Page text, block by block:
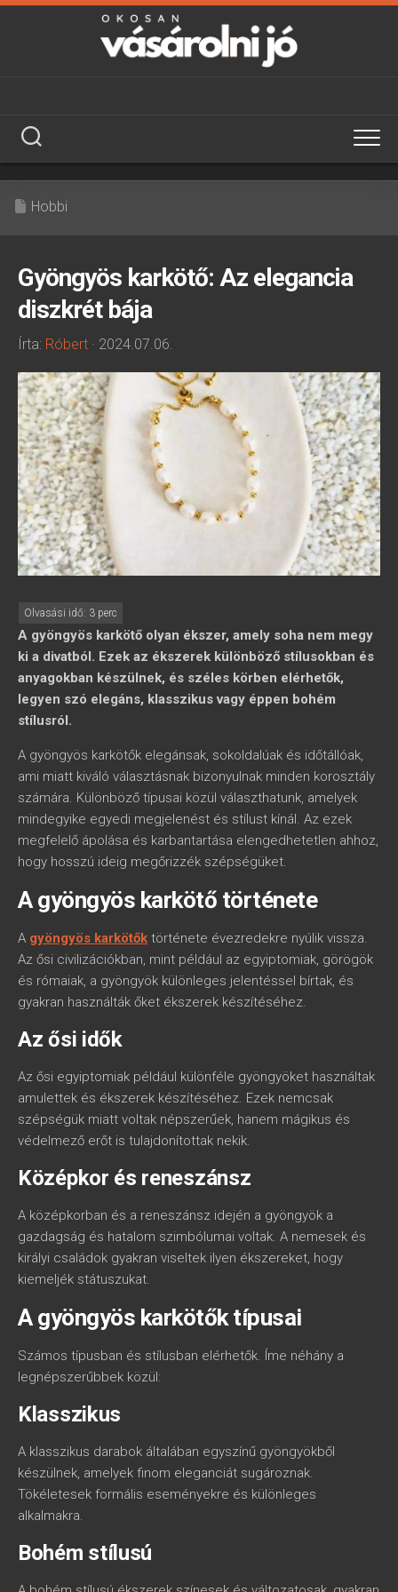
Skip
Hobbi
Gyöngyös karkötő: Az elegancia
diszkrét bája
Írta: Róbert · 2024.07.06.
A gyöngyös karkötő olyan ékszer, amely soha nem megy
ki a divatból. Ezek az ékszerek különböző stílusokban és
anyagokban készülnek, és széles körben elérhetők,
legyen szó elegáns, klasszikus vagy éppen bohém
stílusról.
A gyöngyös karkötők elegánsak, sokoldalúak és időtállóak,
ami miatt kiváló választásnak bizonyulnak minden korosztály
számára. Különböző típusai közül választhatunk, amelyek
mindegyike egyedi megjelenést és stílust kínál. Az ezek
megfelelő ápolása és karbantartása elengedhetetlen ahhoz,
hogy hosszú ideig megőrizzék szépségüket.
A gyöngyös karkötő története
A gyöngyös karkötők története évezredekre nyúlik vissza.
Az ősi civilizációkban, mint például az egyiptomiak, görögök
és rómaiak, a gyöngyök különleges jelentéssel bírtak, és
gyakran használták őket ékszerek készítéséhez.
Az ősi idők
Az ősi egyiptomiak például különféle gyöngyöket használtak
amulettek és ékszerek készítéséhez. Ezek nemcsak
szépségük miatt voltak népszerűek, hanem mágikus és
védelmező erőt is tulajdonítottak nekik.
Középkor és reneszánsz
A középkorban és a reneszánsz idején a gyöngyök a
gazdagság és hatalom szimbólumai voltak. A nemesek és
királyi családok gyakran viseltek ilyen ékszereket, hogy
kiemeljék státuszukat.
A gyöngyös karkötők típusai
Számos típusban és stílusban elérhetők. Íme néhány a
legnépszerűbbek közül:
Klasszikus
A klasszikus darabok általában egyszínű gyöngyökből
készülnek, amelyek finom eleganciát sugároznak.
Tökéletesek formális eseményekre és különleges
alkalmakra.
Bohém stílusú